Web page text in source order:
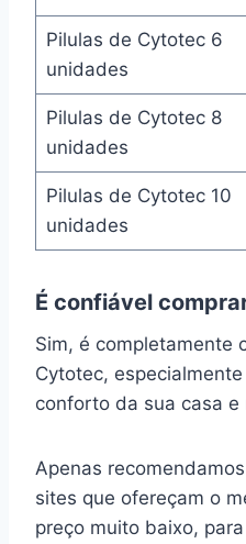
Pilulas de Cytotec 6
unidades
Pilulas de Cytotec 8
unidades
Pilulas de Cytotec 10
unidades
É confiável
Sim, é completamente
Cytotec,
conforto da sua casa
Apenas
sites que ofereçam o
preço muito baixo,